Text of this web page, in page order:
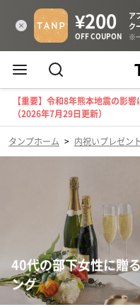
【重要】令和8年熊本地震の影
（2026年7月29日更新）
タンプホーム > 内祝いプレゼン
40代の部下女性に贈
ング